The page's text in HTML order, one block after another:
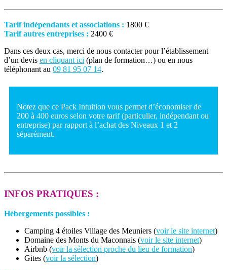
Tarif indépendants et associations : 1800 €
Tarif autres entreprises : 2400 €
Dans ces deux cas, merci de nous contacter pour l’établissement
d’un devis en cliquant ici (plan de formation…) ou en nous
téléphonant au 09 81 95 07 14.
Notez que ce Pack Intuition vous permet d’économiser de
200 à 400 euros selon votre tarif (particulier, indépendant ou
entreprise) par rapport à l’achat des Niveaux 1 et 2
séparément.
INFOS PRATIQUES :
Hébergements possibles :
Camping 4 étoiles Village des Meuniers (voir le site internet)
Domaine des Monts du Maconnais (voir le site internet)
Airbnb (voir la sélection proche du lieu de formation)
Gites (voir la sélection)